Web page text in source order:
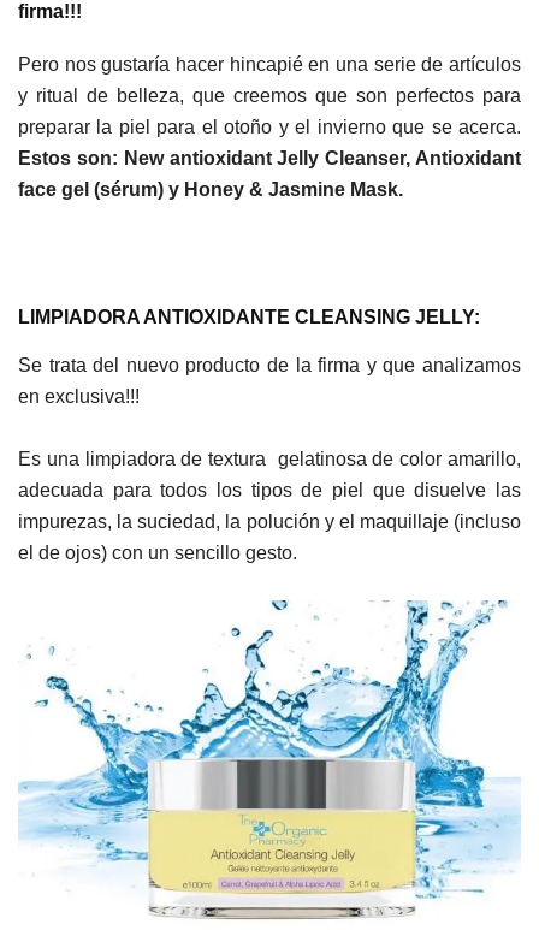
firma!!!
Pero nos gustaría hacer hincapié en una serie de artículos
y ritual de belleza, que creemos que son perfectos para
preparar la piel para el otoño y el invierno que se acerca.
Estos son: New antioxidant Jelly Cleanser, Antioxidant
face gel (sérum) y Honey & Jasmine Mask.
LIMPIADORA ANTIOXIDANTE CLEANSING JELLY:
Se trata del nuevo producto de la firma y que analizamos
en exclusiva!!!
Es una limpiadora de textura gelatinosa de color amarillo,
adecuada para todos los tipos de piel que disuelve las
impurezas, la suciedad, la polución y el maquillaje (incluso
el de ojos) con un sencillo gesto.